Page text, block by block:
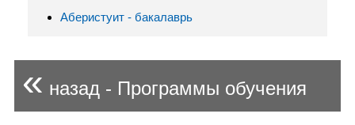
Аберистуит - бакалаврь
« назад - Программы обучения